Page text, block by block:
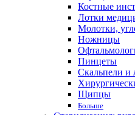
Костные
Лотки
Молотки,
Ножницы
Пинцеты
Скальпели и
Щипцы
Больше